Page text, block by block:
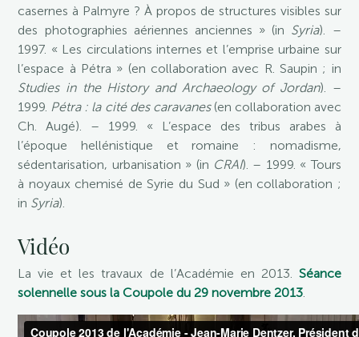
casernes à Palmyre ? À propos de structures visibles sur
des photographies aériennes anciennes » (in Syria). –
1997. « Les circulations internes et l’emprise urbaine sur
l’espace à Pétra » (en collaboration avec R. Saupin ; in
Studies in the History and Archaeology of Jordan). –
1999. Pétra : la cité des caravanes(en collaboration avec
Ch. Augé). – 1999. « L’espace des tribus arabes à
l’époque hellénistique et romaine : nomadisme,
sédentarisation, urbanisation » (in CRAI). – 1999. « Tours
à noyaux chemisé de Syrie du Sud » (en collaboration ;
in Syria).
Vidéo
La vie et les travaux de l’Académie en 2013. Séance
solennelle sous la Coupole du 29 novembre 2013.